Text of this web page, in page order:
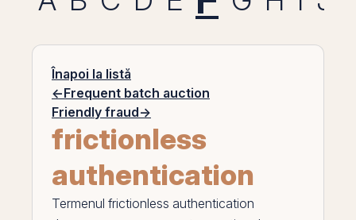
Înapoi la listă
←Frequent batch auction
Friendly fraud→
frictionless
authentication
Termenul frictionless authentication